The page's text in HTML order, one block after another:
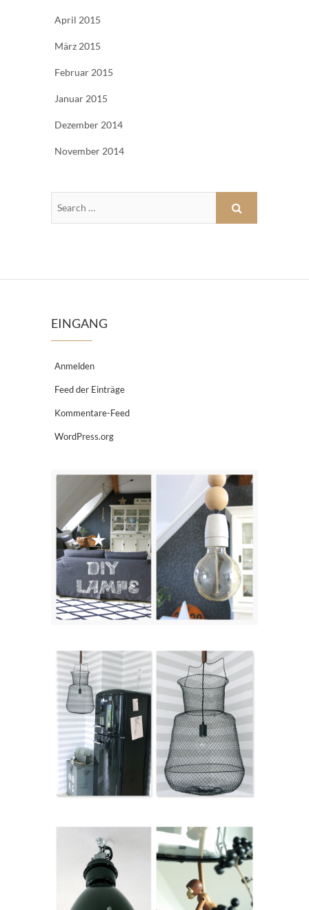
April 2015
März 2015
Februar 2015
Januar 2015
Dezember 2014
November 2014
EINGANG
Anmelden
Feed der Einträge
Kommentare-Feed
WordPress.org